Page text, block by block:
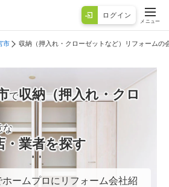
ログイン
メニュー
市 収納（押入れ・クローゼットなど）リフォームの
で収納（押入れ・クロ
な
・業者を探す
ホームプロにリフォーム会社紹